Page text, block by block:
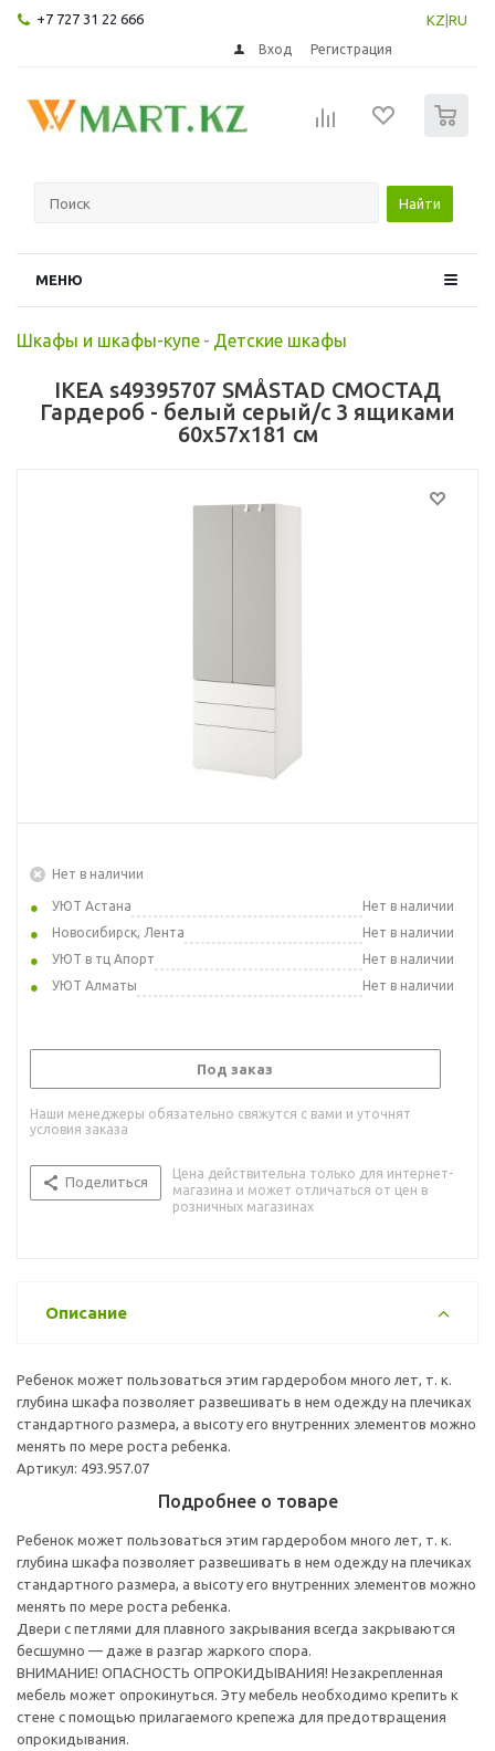
+7 727 31 22 666 KZ RU
Вход Регистрация
Найти
МЕНЮ
Шкафы и шкафы-купе - Детские шкафы
IKEA s49395707 SMÅSTAD СМОСТАД
Гардероб - белый серый/с 3 ящиками
60x57x181 см
Нет в наличии
УЮТ Астана
Нет в наличии
Новосибирск, Лента
Нет в наличии
УЮТ в тц Апорт
Нет в наличии
УЮТ Алматы
Нет в наличии
Под заказ
Наши менеджеры обязательно свяжутся с вами и уточнят
условия заказа
Поделиться
Цена действительна только для интернет-
магазина и может отличаться от цен в
розничных магазинах
Описание
Ребенок может пользоваться этим гардеробом много лет, т. к.
глубина шкафа позволяет развешивать в нем одежду на плечиках
стандартного размера, а высоту его внутренних элементов можно
менять по мере роста ребенка.
Артикул: 493.957.07
Подробнее о товаре
Ребенок может пользоваться этим гардеробом много лет, т. к.
глубина шкафа позволяет развешивать в нем одежду на плечиках
стандартного размера, а высоту его внутренних элементов можно
менять по мере роста ребенка.
Двери с петлями для плавного закрывания всегда закрываются
бесшумно — даже в разгар жаркого спора.
ВНИМАНИЕ! ОПАСНОСТЬ ОПРОКИДЫВАНИЯ! Незакрепленная
мебель может опрокинуться. Эту мебель необходимо крепить к
стене с помощью прилагаемого крепежа для предотвращения
опрокидывания.